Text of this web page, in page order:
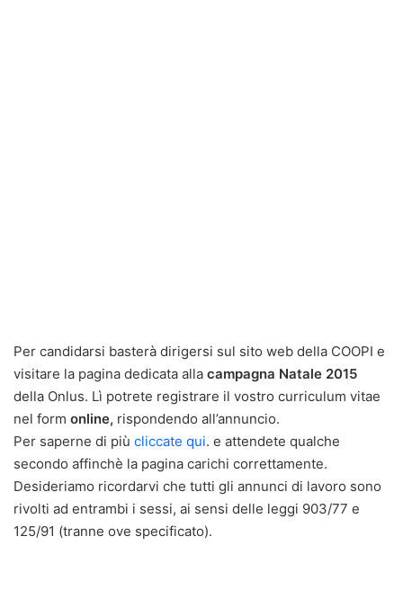
Per candidarsi basterà dirigersi sul sito web della COOPI e
visitare la pagina dedicata alla campagna Natale 2015
della Onlus. Lì potrete registrare il vostro curriculum vitae
nel form online, rispondendo all’annuncio.
Per saperne di più cliccate qui. e attendete qualche
secondo affinchè la pagina carichi correttamente.
Desideriamo ricordarvi che tutti gli annunci di lavoro sono
rivolti ad entrambi i sessi, ai sensi delle leggi 903/77 e
125/91 (tranne ove specificato).